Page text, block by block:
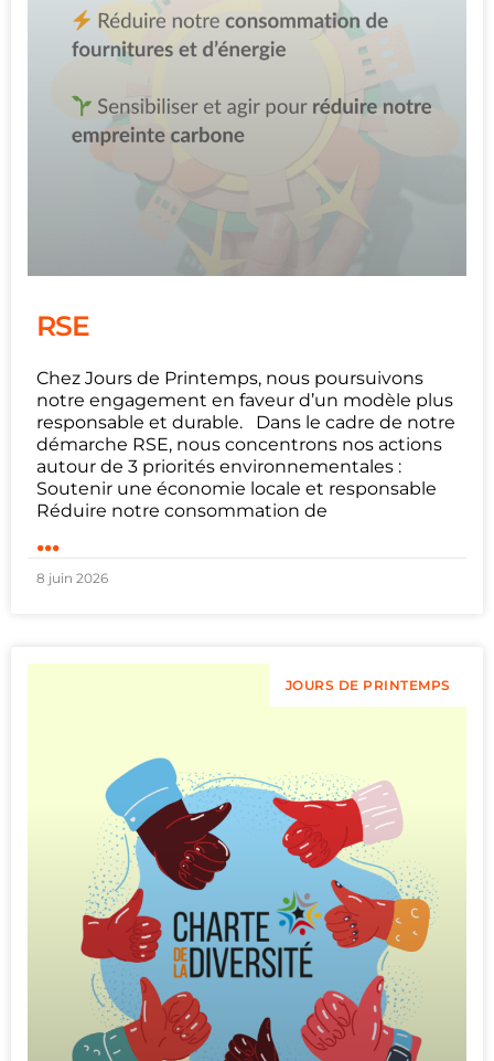
RSE
Chez Jours de Printemps, nous poursuivons
notre engagement en faveur d’un modèle plus
responsable et durable. Dans le cadre de notre
démarche RSE, nous concentrons nos actions
autour de 3 priorités environnementales :
Soutenir une économie locale et responsable
Réduire notre consommation de
...
8 juin 2026
JOURS DE PRINTEMPS